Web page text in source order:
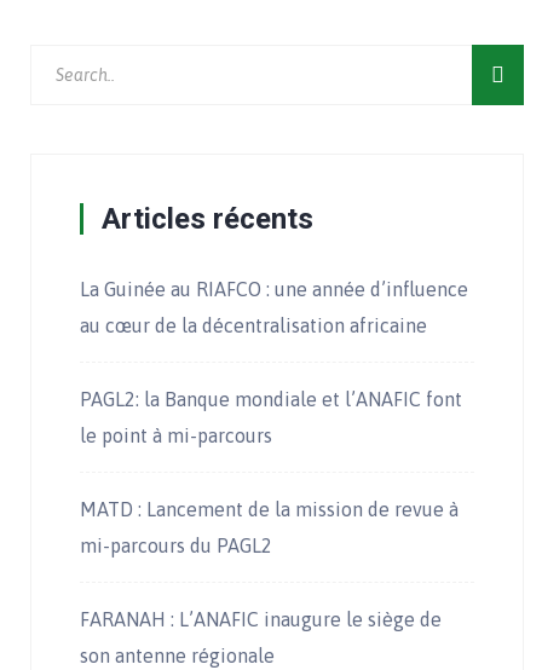
Articles récents
La Guinée au RIAFCO : une année d’influence
au cœur de la décentralisation africaine
PAGL2: la Banque mondiale et l’ANAFIC font
le point à mi-parcours
MATD : Lancement de la mission de revue à
mi-parcours du PAGL2
FARANAH : L’ANAFIC inaugure le siège de
son antenne régionale